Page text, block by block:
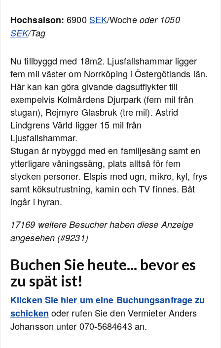
Hochsaison: 6900 SEK/Woche oder 1050
SEK/Tag
Nu tillbyggd med 18m2. Ljusfallshammar ligger
fem mil väster om Norrköping i Östergötlands län.
Här kan kan göra givande dagsutflykter till
exempelvis Kolmårdens Djurpark (fem mil från
stugan), Rejmyre Glasbruk (tre mil). Astrid
Lindgrens Värld ligger 15 mil från
Ljusfallshammar.
Stugan är nybyggd med en familjesäng samt en
ytterligare våningssäng, plats alltså för fem
stycken personer. Elspis med ugn, mikro, kyl, frys
samt köksutrustning, kamin och TV finnes. Båt
ingår i hyran.
17169 weitere Besucher haben diese Anzeige
angesehen (#9231)
Buchen Sie heute... bevor es
zu spät ist!
Klicken Sie hier um eine Buchungsanfrage zu
schicken oder rufen Sie den Vermieter Anders
Johansson unter 070-5684643 an.